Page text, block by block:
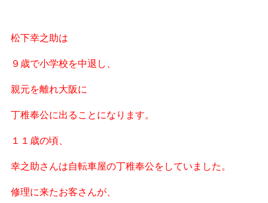
松下幸之助は
９歳で小学校を中退し、
親元を離れ大阪に
丁稚奉公に出ることになります。
１１歳の頃、
幸之助さんは自転車屋の丁稚奉公をしていました。
修理に来たお客さんが、